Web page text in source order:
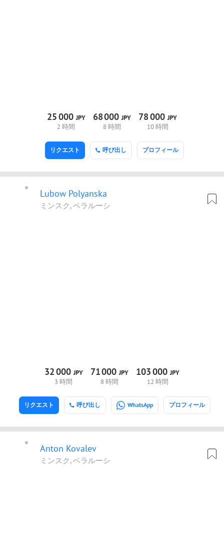
25000JPY
2 時間
68000JPY
8 時間
78000JPY
10 時間
呼び出し プロフィール
リクエスト
Lubow Polyanska
ミンスク, ベラルーシ
32000JPY
3 時間
71000JPY
8 時間
103000JPY
12 時間
呼び出し WhatsApp プロフィール
リクエスト
Anton Kovalev
ミンスク, ベラルーシ